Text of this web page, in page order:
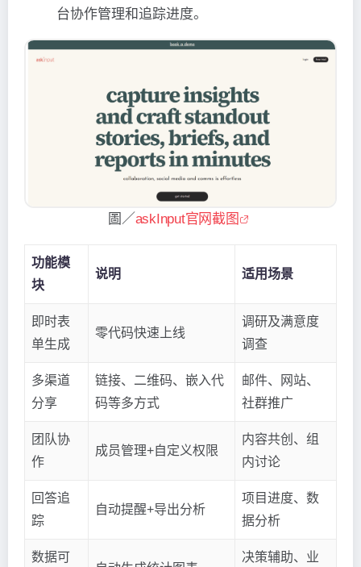
台协作管理和追踪进度。
圖／askInput官网截图
功能模
块
说明 适用场景
即时表
单生成
零代码快速上线
调研及满意度
调查
多渠道
分享
链接、二维码、嵌入代
码等多方式
邮件、网站、
社群推广
团队协
作
成员管理+自定义权限
内容共创、组
内讨论
回答追
踪
自动提醒+导出分析
项目进度、数
据分析
数据可
决策辅助、业